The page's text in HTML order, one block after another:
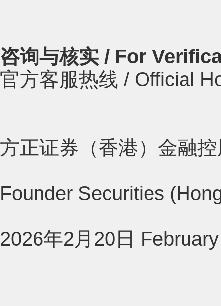
咨询与核实 / For
官方客服热线 / Official
方正证券（香港）金融
Founder Securities
2026年2月20日